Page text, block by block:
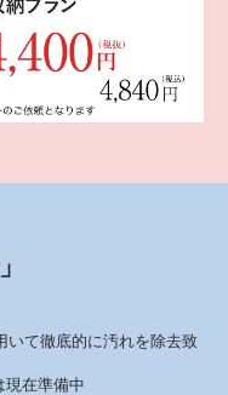
いて徹底的に汚れを除去致
在準備中